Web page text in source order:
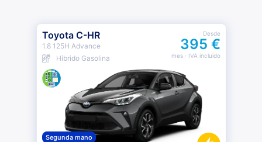
Toyota C-HR
1.8 125H Advance
Híbrido Gasolina
Desde
395 €
mes· IVA incluido
Segunda mano